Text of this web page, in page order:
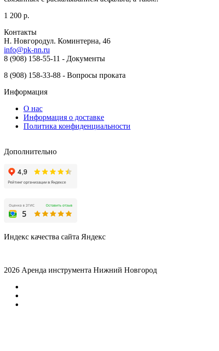
1 200 р.
Контакты
Н. Новгород ​ул. Коминтерна, 46
info@pk-nn.ru
8 (908) 158-55-11 - Документы
8 (908) 158-33-88 - Вопросы проката
Информация
О нас
Информация о доставке
Политика конфиденциальности
Дополнительно
Индекс качества сайта Яндекс
2026 Аренда инструмента Нижний Новгород